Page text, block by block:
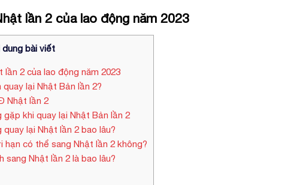
lần 2 của lao động năm 2023
dung bài viết
2 của lao động năm 2023
lại Nhật Bản lần 2?
Nhật lần 2
khi quay lại Nhật Bản lần 2
lại Nhật lần 2 bao lâu?
có thể sang Nhật lần 2 không?
Nhật lần 2 là bao lâu?